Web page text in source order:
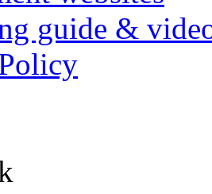
guide &